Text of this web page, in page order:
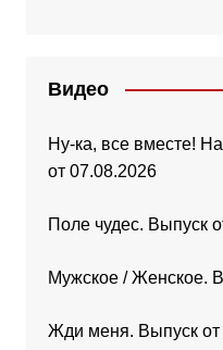
Видео
Ну-ка, все вместе!
от 07.08.2026
Поле чудес. Выпуск
Мужское / Женское.
Жди меня. Выпуск от